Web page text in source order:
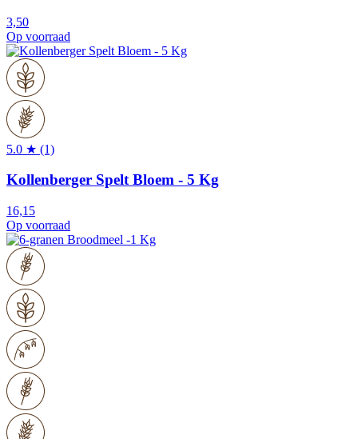
3,50
Op voorraad
5.0 ★ (1)
Kollenberger Spelt Bloem - 5 Kg
16,15
Op voorraad